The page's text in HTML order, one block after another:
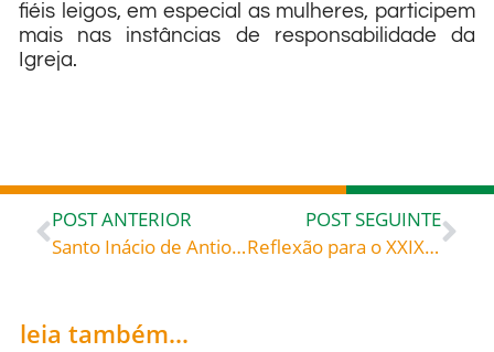
fiéis leigos, em especial as mulheres, participem
mais nas instâncias de responsabilidade da
Igreja.
POST ANTERIOR
Santo Inácio de Antioquia (35-107), celebrado hoje, 17, roga por todos nós, principalmente para que tenhamos saúde de alma e corpo!
POST SEGUINTE
Reflexão para o XXIX Domingo do Tempo Comum – Devolver a César o que é de César, significa dizer não a tudo que explora e domina; devolver a Deus o que é Dele, é lutar pela libertação de todos, para que todos tenham vida.
leia também...